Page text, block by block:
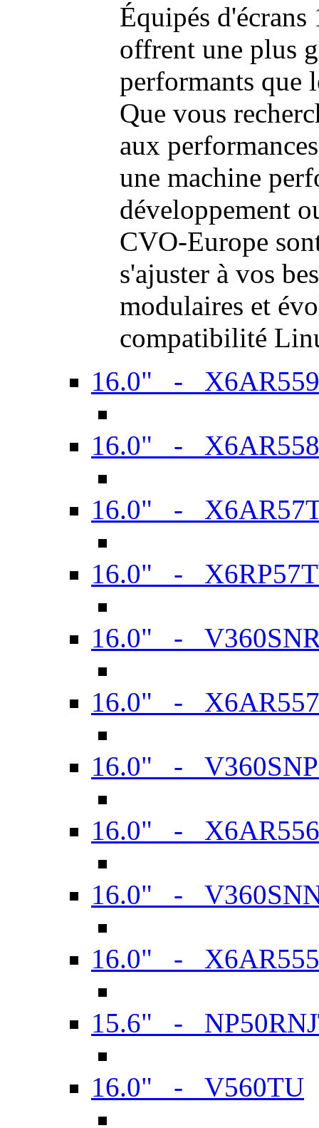
Équipés
offrent une plus
performants que
Que vous
aux
une machine
développement
CVO-Europe
s'ajuster à vos
modulaires et
compatibilité
16.0" -
16.0" -
16.0" -
16.0" -
16.0" -
16.0" -
16.0" -
16.0" -
16.0" -
16.0" -
15.6" -
16.0" - V560TU